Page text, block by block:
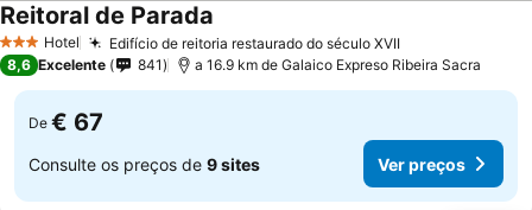
3 EstrelasHotel Edifício de reitoria restaurado do século XVII
Reitoral de Parada
8,6 Excelente 841 a 16.9 km de Galaico Expreso Ribeira Sacra
De € 67
Consulte os preços de 9 sites Ver preços